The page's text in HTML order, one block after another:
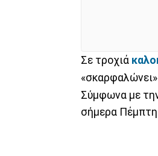
Σε τροχιά
Σύμφωνα με
σήμερα